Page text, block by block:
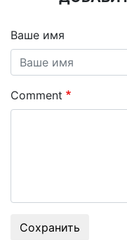
Ваше имя
Comment
Сохранить